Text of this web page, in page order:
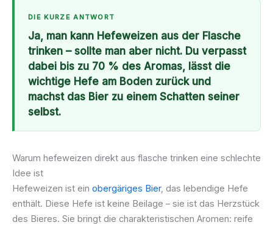
DIE KURZE ANTWORT
Ja, man kann Hefeweizen aus der Flasche
trinken – sollte man aber nicht. Du verpasst
dabei bis zu 70 % des Aromas, lässt die
wichtige Hefe am Boden zurück und
machst das Bier zu einem Schatten seiner
selbst.
Warum hefeweizen direkt aus flasche trinken eine schlechte
Idee ist
Hefeweizen ist ein obergäriges Bier, das lebendige Hefe
enthält. Diese Hefe ist keine Beilage – sie ist das Herzstück
des Bieres. Sie bringt die charakteristischen Aromen: reife